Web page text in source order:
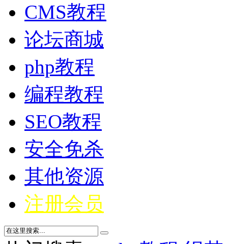
CMS教程
论坛商城
php教程
编程教程
SEO教程
安全免杀
其他资源
注册会员